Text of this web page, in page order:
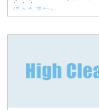
します。
続きを読む>